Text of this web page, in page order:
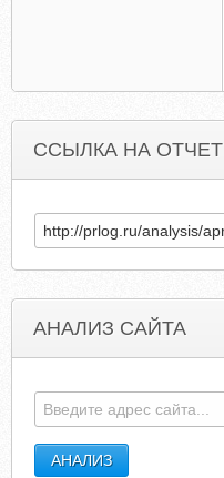
ССЫЛКА НА ОТЧЕТ
АНАЛИЗ САЙТА